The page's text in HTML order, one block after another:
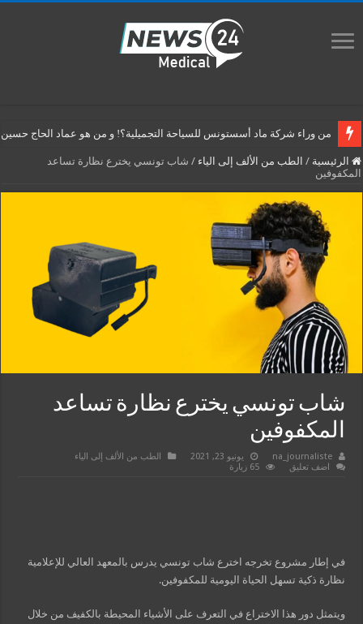
من وراء شركة ماد أسستونس للسياحة التجميلية؟! و من هو عماد الحاج حسين
الرئيسية / الطب من الألف إلى الياء / شاب تونسي يخترع نظارة تساعد
المكفوفين
شاب تونسي يخترع نظارة تساعد
المكفوفين
na_journaliste يونيو 23, 2021
الطب من الألف إلى الياء
اضف تعليق
65 زيارة
في إطار مشروع تخرجه اخترع شاب تونسي يدرس بالمعهد العالي للإعلامية
نظارة ذكية تسهل الحياة اليومية للمكفوفين.
ويتمثل دور هذا الاختراع في التعرف على الأشياء المحيطة بالكفيف من خلال